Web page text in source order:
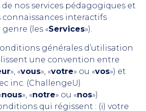
nos services pédagogiques et
connaissances interactifs
(les «Services»).
générales d’utilisation
une convention entre
», «vous», «votre» ou «vos») et
inc. (ChallengeU)
nous», «notre» ou «nos»)
qui régissent : (i) votre